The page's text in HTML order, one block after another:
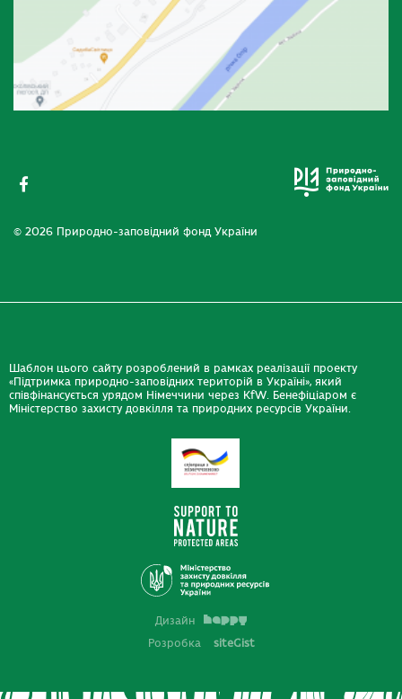
© 2026 Природно-заповідний фонд України
Шаблон цього сайту розроблений в рамках реалізації проекту
«Підтримка природно-заповідних територій в Україні», який
співфінансується урядом Німеччини через KfW. Бенефіціаром є
Міністерство захисту довкілля та природних ресурсів України.
Дизайн
Розробка
siteGist